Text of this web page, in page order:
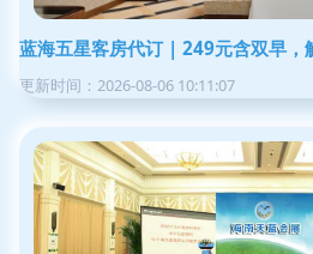
蓝海五星客房代订 | 249元含双早，
更新时间：2026-08-06 10:11:07